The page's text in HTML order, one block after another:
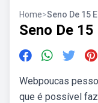
Home>Seno De 15
Seno De
Webpoucas
que é possível